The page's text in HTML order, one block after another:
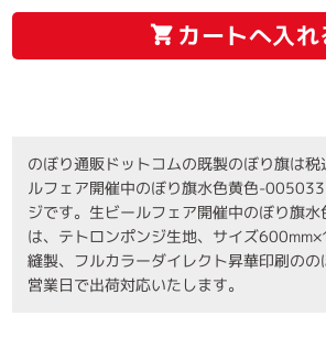
カートへ入れ
のぼり通販ドットコムの既製のぼり旗は
ルフェア開催中のぼり旗水色黄色-
ジです。生ビールフェア開催中のぼり旗
は、テトロンポンジ生地、サイズ
縫製、フルカラーダイレクト昇華印刷の
営業日で出荷対応いたします。